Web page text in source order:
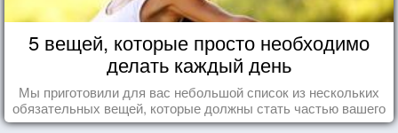
5 вещей, которые просто необходимо
делать каждый день
Мы приготовили для вас небольшой список из нескольких
обязательных вещей, которые должны стать частью вашего
дня.